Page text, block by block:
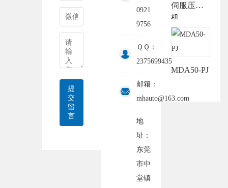
伺服压力
机
MDA50-PJ
0921
9756
ＱＱ：
2375699435
邮箱：
mhauto@163.com
地
址：
东莞
市中
堂镇
提
交
留
言